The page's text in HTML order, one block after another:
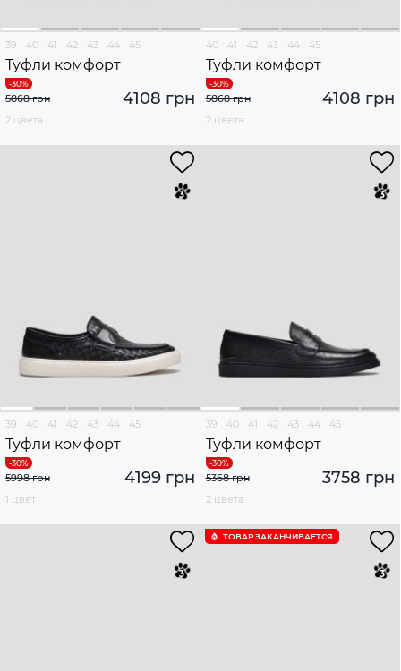
39 40 41 42 43 44 45
Туфли комфорт
4108 грн
5868 грн
2 цвета
40 41 42 43 44 45
Туфли комфорт
4108 грн
5868 грн
2 цвета
39 40 41 42 43 44 45
Туфли комфорт
4199 грн
5998 грн
1 цвет
39 40 41 42 43 44 45
Туфли комфорт
3758 грн
5368 грн
2 цвета
ТОВАР ЗАКАНЧИВАЕТСЯ